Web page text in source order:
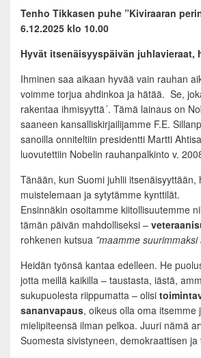
Tenho Tikkasen puhe ”Kiviraaran
6.12.2025 klo 10.00
Hyvät itsenäisyyspäivän juhlavieraat,
Ihminen saa aikaan hyvää vain rauhan
voimme torjua ahdinkoa ja hätää. Se,
rakentaa ihmisyyttä´. Tämä lainaus on
saaneen kansalliskirjailijamme F.E.
sanoilla onniteltiin presidentti Martti
luovutettiin Nobelin rauhanpalkinto v.
Tänään, kun Suomi juhlii itsenäisyyttään,
muistelemaan ja sytytämme kynttilät.
Ensinnäkin osoitamme kiitollisuutemme
tämän päivän mahdolliseksi –
rohkenen kutsua ”maamme suurimmaksi
Heidän työnsä kantaa edelleen. He
jotta meillä kaikilla – taustasta, iästä,
sukupuolesta riippumatta – olisi
sananvapaus, oikeus olla oma itsemme
mielipiteensä ilman pelkoa. Juuri nämä
Suomesta sivistyneen, demokraattisen